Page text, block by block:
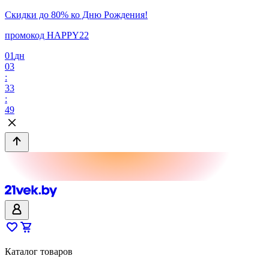
Скидки до 80% ко Дню Рождения!
промокод HAPPY22
01 дн
03
:
33
:
49
Каталог товаров